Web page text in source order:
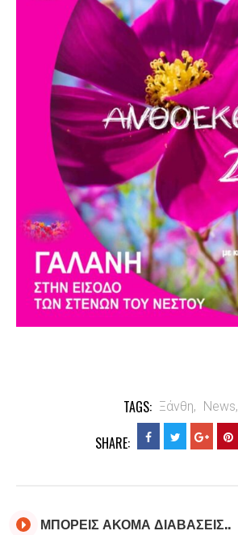
TAGS: Ξάνθη, News,
SHARE:
ΜΠΟΡΕΙΣ ΑΚΟΜΑ ΔΙΑΒΑΣΕΙΣ..